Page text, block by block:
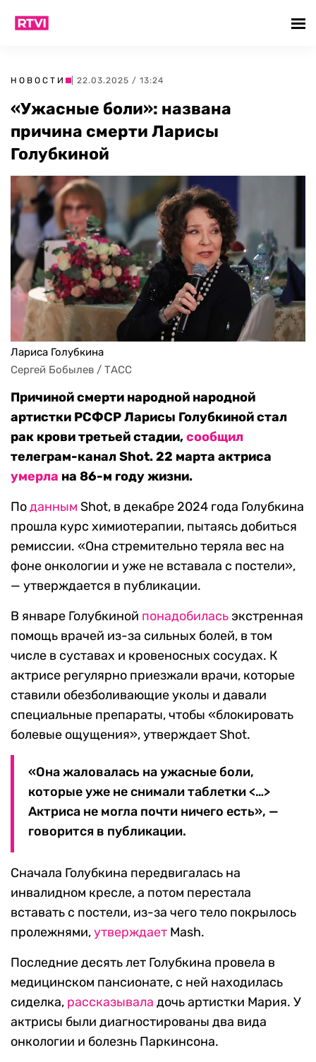
НОВОСТИ | 22.03.2025 / 13:24
«Ужасные боли»: названа
причина смерти Ларисы
Голубкиной
Лариса Голубкина
Сергей Бобылев / ТАСС
Причиной смерти народной народной
артистки РСФСР Ларисы Голубкиной стал
рак крови третьей стадии,сообщил
телеграм-канал Shot. 22 марта актриса
умерла на 86-м году жизни.
Поданным Shot, в декабре 2024 года Голубкина
прошла курс химиотерапии, пытаясь добиться
ремиссии. «Она стремительно теряла вес на
фоне онкологии и уже не вставала с постели»,
— утверждается в публикации.
В январе Голубкиной понадобилась экстренная
помощь врачей из-за сильных болей, в том
числе в суставах и кровеносных сосудах. К
актрисе регулярно приезжали врачи, которые
ставили обезболивающие уколы и давали
специальные препараты, чтобы «блокировать
болевые ощущения», утверждает Shot.
«Она жаловалась на ужасные боли,
которые уже не снимали таблетки <…>
Актриса не могла почти ничего есть», —
говорится в публикации.
Сначала Голубкина передвигалась на
инвалидном кресле, а потом перестала
вставать с постели, из-за чего тело покрылось
пролежнями,утверждает Mash.
Последние десять лет Голубкина провела в
медицинском пансионате, с ней находилась
сиделка, рассказывала дочь артистки Мария. У
актрисы были диагностированы два вида
онкологии и болезнь Паркинсона.